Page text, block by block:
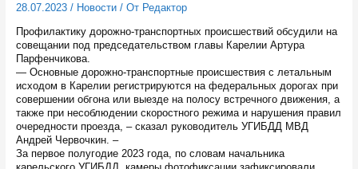
28.07.2023/ Новости/ От Редактор
Профилактику дорожно-транспортных происшествий обсудили на
совещании под председательством главы Карелии Артура
Парфенчикова.
— Основные дорожно-транспортные происшествия с летальным
исходом в Карелии регистрируются на федеральных дорогах при
совершении обгона или выезде на полосу встречного движения, а
также при несоблюдении скоростного режима и нарушения правил
очередности проезда, – сказал руководитель УГИБДД МВД
Андрей Червочкин. –
За первое полугодие 2023 года, по словам начальника